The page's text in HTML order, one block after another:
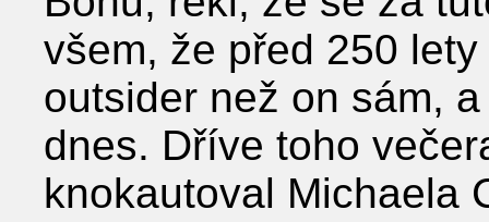
všem, že před 250
outsider než on sám,
dnes. Dříve toho
knokautoval Michaela